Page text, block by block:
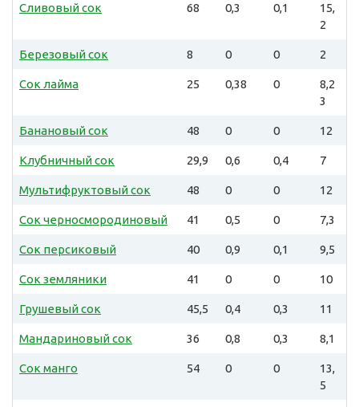
Сливовый сок 68 0,3 0,1
15,
2
Березовый сок 8 0 0 2
Сок лайма 25 0,38 0
8,2
3
Банановый сок 48 0 0 12
Клубничный сок 29,9 0,6 0,4 7
Мультифруктовый сок 48 0 0 12
Сок черносмородиновый 41 0,5 0 7,3
Сок персиковый 40 0,9 0,1 9,5
Сок земляники 41 0 0 10
Грушевый сок 45,5 0,4 0,3 11
Мандариновый сок 36 0,8 0,3 8,1
Сок манго 54 0 0
13,
5